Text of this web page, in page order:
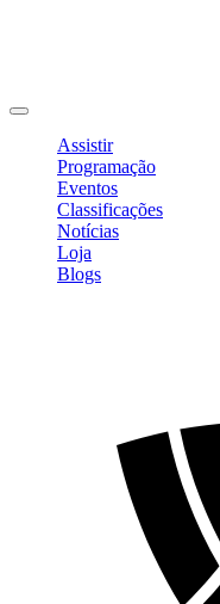
Assistir
Programação
Eventos
Classificações
Notícias
Loja
Blogs